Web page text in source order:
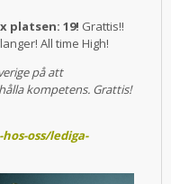
platsen: 19! Grattis!!
All time High!
på att
kompetens. Grattis!
oss/lediga-